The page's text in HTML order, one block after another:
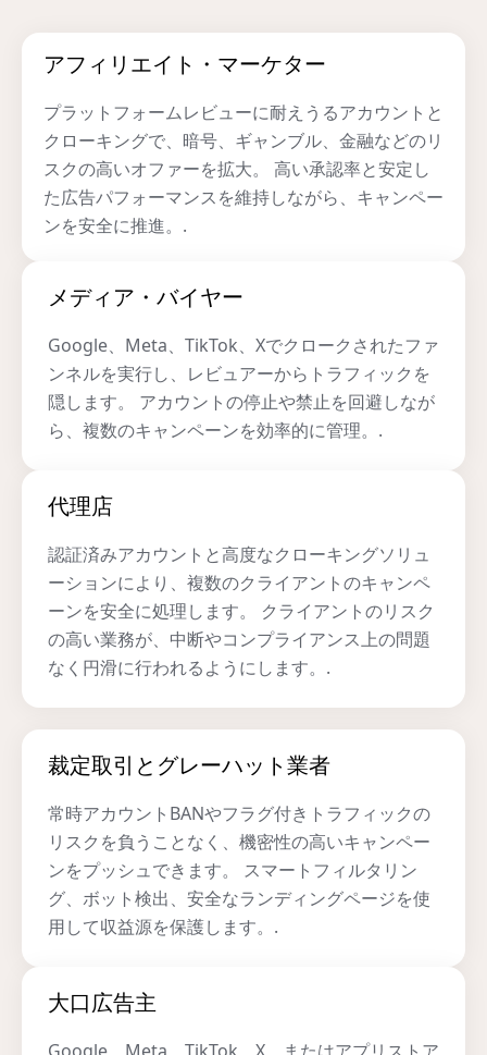
アフィリエイト・マーケター
プラットフォームレビューに耐えうるアカウントと
クローキングで、暗号、ギャンブル、金融などのリ
スクの高いオファーを拡大。 高い承認率と安定し
た広告パフォーマンスを維持しながら、キャンペー
ンを安全に推進。.
メディア・バイヤー
Google、Meta、TikTok、Xでクロークされたファ
ンネルを実行し、レビュアーからトラフィックを
隠します。 アカウントの停止や禁止を回避しなが
ら、複数のキャンペーンを効率的に管理。.
代理店
認証済みアカウントと高度なクローキングソリュ
ーションにより、複数のクライアントのキャンペ
ーンを安全に処理します。 クライアントのリスク
の高い業務が、中断やコンプライアンス上の問題
なく円滑に行われるようにします。.
裁定取引とグレーハット業者
常時アカウントBANやフラグ付きトラフィックの
リスクを負うことなく、機密性の高いキャンペー
ンをプッシュできます。 スマートフィルタリン
グ、ボット検出、安全なランディングページを使
用して収益源を保護します。.
大口広告主